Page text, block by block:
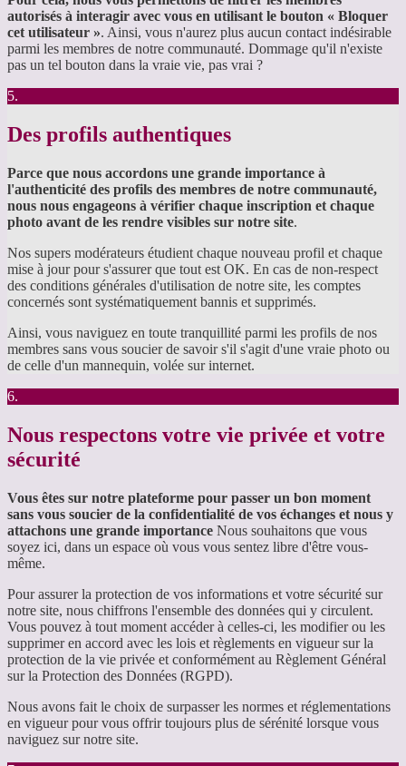
autorisés à interagir avec vous en utilisant le bouton « Bloquer
cet utilisateur ». Ainsi, vous n'aurez plus aucun contact indésirable
parmi les membres de notre communauté. Dommage qu'il n'existe
pas un tel bouton dans la vraie vie, pas vrai ?
5.
Des profils authentiques
Parce que nous accordons une grande importance à
l'authenticité des profils des membres de notre communauté,
nous nous engageons à vérifier chaque inscription et chaque
photo avant de les rendre visibles sur notre site.
Nos supers modérateurs étudient chaque nouveau profil et chaque
mise à jour pour s'assurer que tout est OK. En cas de non-respect
des conditions générales d'utilisation de notre site, les comptes
concernés sont systématiquement bannis et supprimés.
Ainsi, vous naviguez en toute tranquillité parmi les profils de nos
membres sans vous soucier de savoir s'il s'agit d'une vraie photo ou
de celle d'un mannequin, volée sur internet.
6.
Nous respectons votre vie privée et votre
sécurité
Vous êtes sur notre plateforme pour passer un bon moment
sans vous soucier de la confidentialité de vos échanges et nous y
attachons une grande importance Nous souhaitons que vous
soyez ici, dans un espace où vous vous sentez libre d'être vous-
même.
Pour assurer la protection de vos informations et votre sécurité sur
notre site, nous chiffrons l'ensemble des données qui y circulent.
Vous pouvez à tout moment accéder à celles-ci, les modifier ou les
supprimer en accord avec les lois et règlements en vigueur sur la
protection de la vie privée et conformément au Règlement Général
sur la Protection des Données (RGPD).
Nous avons fait le choix de surpasser les normes et réglementations
en vigueur pour vous offrir toujours plus de sérénité lorsque vous
naviguez sur notre site.